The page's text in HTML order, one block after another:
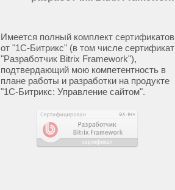
Имеется полный комплект сертификатов
от "1С-Битрикс" (в том числе сертификат
"Разработчик Bitrix Framework"),
подтвердающий мою компетентность в
плане работы и разработки на продукте
"1С-Битрикс: Управление сайтом".